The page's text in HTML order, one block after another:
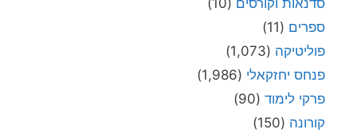
ספרים (11)
פוליטיקה (1,073)
פנחס יחזקאלי (1,986)
פרקי לימוד (90)
קורונה (150)